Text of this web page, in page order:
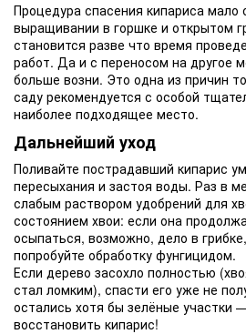
Процедура спасения кипариса мало
выращивании в горшке и открытом
становится разве что время
работ. Да и с переносом на другое
больше возни. Это одна из причин
саду рекомендуется с особой
наиболее подходящее место.
Дальнейший уход
Поливайте пострадавший кипарис
пересыхания и застоя воды. Раз в
слабым раствором удобрений для
состоянием хвои: если она
осыпаться, возможно, дело в
попробуйте обработку фунгицидом.
Если дерево засохло полностью
стал ломким), спасти его уже не
остались хотя бы зелёные участки
восстановить кипарис!